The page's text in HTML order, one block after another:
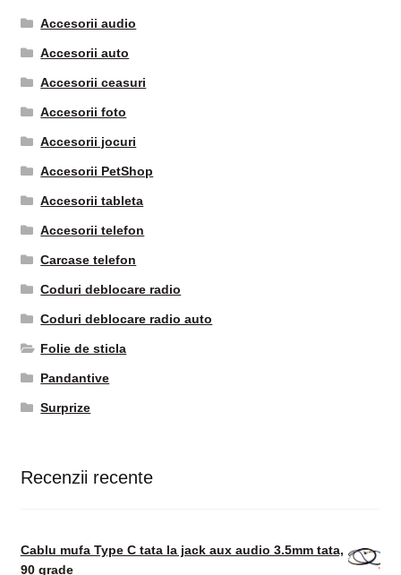
Accesorii audio
Accesorii auto
Accesorii ceasuri
Accesorii foto
Accesorii jocuri
Accesorii PetShop
Accesorii tableta
Accesorii telefon
Carcase telefon
Coduri deblocare radio
Coduri deblocare radio auto
Folie de sticla
Pandantive
Surprize
Recenzii recente
Cablu mufa Type C tata la jack aux audio 3.5mm tata,
90 grade